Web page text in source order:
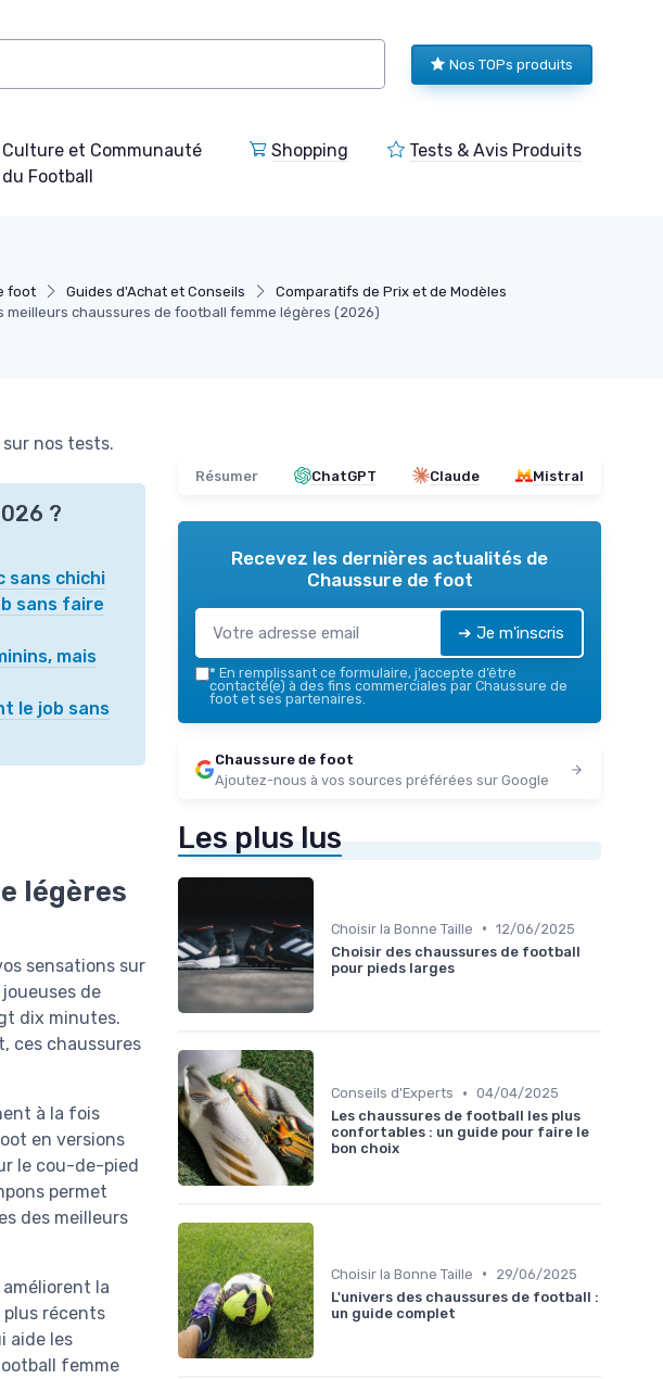
Nos TOPs produits
Culture et Communauté
du Football
Shopping Tests & Avis Produits
foot Guides d'Achat et Conseils
Comparatifs de Prix et de Modèles
meilleurs chaussures de football femme légères (2026)
nos tests.
?
sans chichi
sans faire
mais
le job sans
légères
sensations sur
de
dix minutes.
ces chaussures
à la fois
en versions
le cou-de-pied
permet
des meilleurs
la
plus récents
aide les
femme
Résumer ChatGPT Claude Mistral
Recevez les dernières actualités de
Chaussure de foot
➔ Je m'inscris
* En remplissant ce formulaire, j’accepte d’être
contacté(e) à des fins commerciales par Chaussure de
foot et ses partenaires.
Chaussure de foot
Ajoutez-nous à vos sources préférées sur Google
Les plus lus
Choisir la Bonne Taille • 12/06/2025
Choisir des chaussures de football
pour pieds larges
Conseils d'Experts • 04/04/2025
Les chaussures de football les plus
confortables : un guide pour faire le
bon choix
Choisir la Bonne Taille •
29/06/2025
L'univers des chaussures de football :
un guide complet